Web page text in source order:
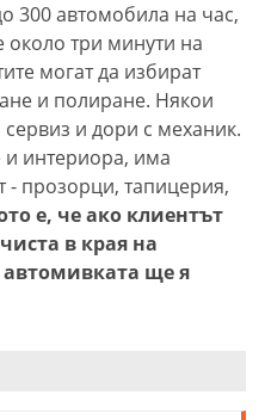
300 автомобила на час,
три минути на
могат да избират
и полиране. Някои
и дори с механик.
и интериора, има
- прозорци, тапицерия,
е, че ако клиентът
в края на
автомивката ще я